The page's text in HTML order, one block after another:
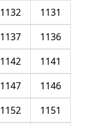
1131
1132
1136
1137
1141
1142
1146
1147
1151
1152